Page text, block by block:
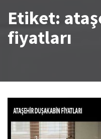
Etiket:
fiyatları